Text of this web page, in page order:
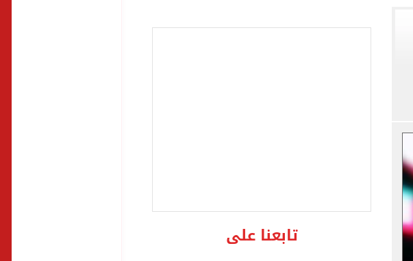
تابعنا على